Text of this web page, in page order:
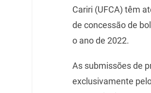
Cariri (UFCA) têm
de concessão de
o ano de 2022.
As submissões de
exclusivamente